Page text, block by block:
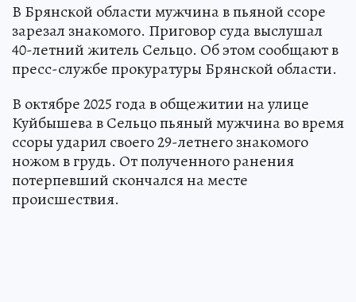
В Брянской области мужчина в пьяной ссоре
зарезал знакомого. Приговор суда выслушал
40-летний житель Сельцо. Об этом сообщают в
пресс-службе прокуратуры Брянской области.
В октябре 2025 года в общежитии на улице
Куйбышева в Сельцо пьяный мужчина во время
ссоры ударил своего 29-летнего знакомого
ножом в грудь. От полученного ранения
потерпевший скончался на месте
происшествия.